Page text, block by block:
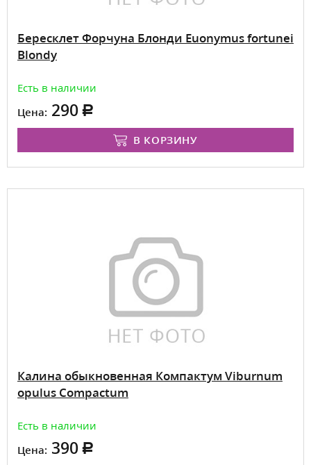
Бересклет Форчуна Блонди Euonymus fortunei
Blondy
Есть в наличии
Цена: 290
В КОРЗИНУ
Калина обыкновенная Компактум Viburnum
opulus Compactum
Есть в наличии
Цена: 390